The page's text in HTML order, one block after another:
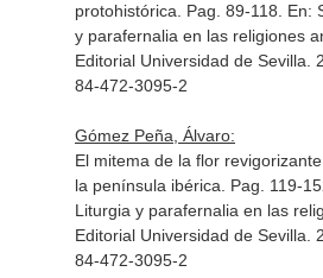
protohistórica. Pag. 89-118. En:
y parafernalia en las religiones
Editorial Universidad de Sevilla.
84-472-3095-2
Gómez Peña, Álvaro:
El mitema de la flor
la península ibérica. Pag. 119-
Liturgia y parafernalia en las
Editorial Universidad de Sevilla.
84-472-3095-2